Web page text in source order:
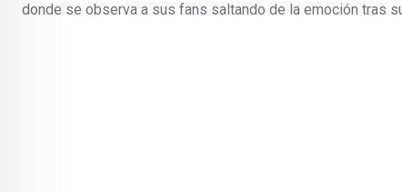
donde se observa a sus fans saltando de la emoción tras